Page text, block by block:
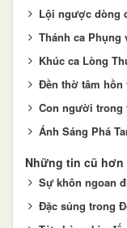
Lội ngược dòng
Thánh ca Phụng
Khúc ca Lòng
Đền thờ tâm
Con người trong
Ánh Sáng Phá
Những tin cũ hơn
Sự khôn ngoan
Đặc sủng trong